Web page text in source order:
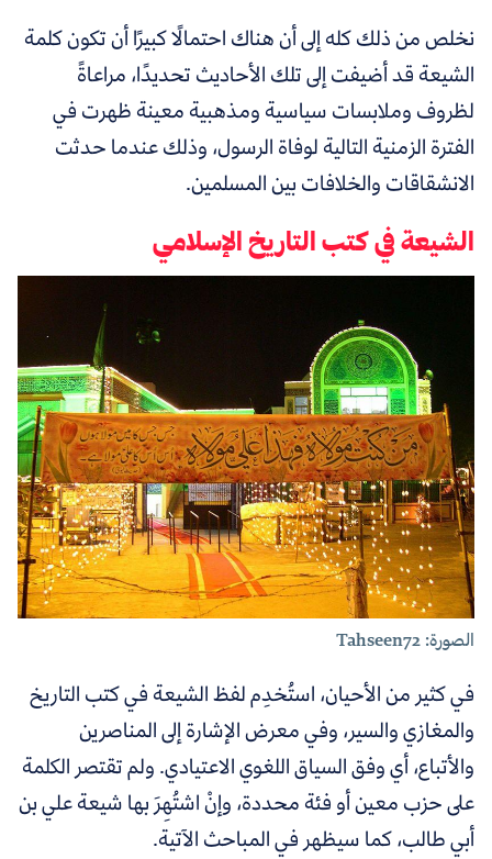
نخلص من ذلك كله إلى أن هناك احتمالًا كبيرًا أن تكون كلمة
الشيعة قد أضيفت إلى تلك الأحاديث تحديدًا، مراعاةً
لظروف وملابسات سياسية ومذهبية معينة ظهرت في
الفترة الزمنية التالية لوفاة الرسول، وذلك عندما حدثت
الانشقاقات والخلافات بين المسلمين.
الشيعة في كتب التاريخ الإسلامي
الصورة: Tahseen72
في كثير من الأحيان، استُخدِم لفظ الشيعة في كتب التاريخ
والمغازي والسير، وفي معرض الإشارة إلى المناصرين
والأتباع، أي وفق السياق اللغوي الاعتيادي. ولم تقتصر الكلمة
على حزب معين أو فئة محددة، وإنْ اشتُهِرَ بها شيعة علي بن
أبي طالب، كما سيظهر في المباحث الآتية.